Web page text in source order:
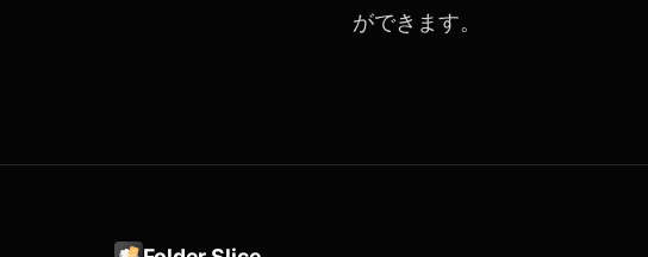
ができます。